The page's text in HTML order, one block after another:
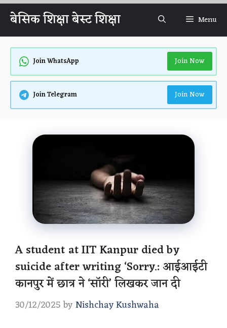
Skip
content
बेसिक शिक्षा बेस्ट शिक्षा Menu
Join WhatsApp Join Now
Join Telegram Join Now
A student at IIT Kanpur died by
suicide after writing ‘Sorry.: आईआईटी
कानपुर में छात्र ने ‘सॉरी’ लिखकर जान दी
30/12/2025 byNishchay Kushwaha